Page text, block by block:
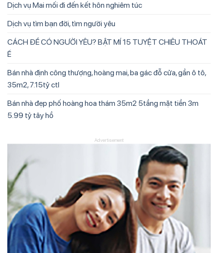
Dịch vụ Mai mối đi đến kết hôn nghiêm túc
Dịch vụ tìm bạn đời, tìm người yêu
CÁCH ĐỂ CÓ NGƯỜI YÊU? BẬT MÍ 15 TUYỆT CHIÊU THOÁT
Ế
Bán nhà định công thượng, hoàng mai, ba gác đỗ cửa, gần ô tô,
35m2, 7.15tỷ ctl
Bán nhà đẹp phố hoàng hoa thám 35m2 5tầng mặt tiền 3m
5.99 tỷ tây hồ
Advertisement